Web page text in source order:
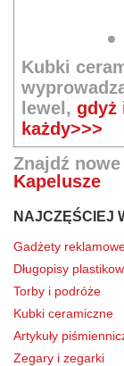
Kubki
lewel,gdyż
każdy>>>
Znajdź
Kapelusze
NAJCZĘŚCIEJ
Gadżety
Długopisy
Torby i podróże
Kubki ceramiczne
Artykuły
Zegary i zegarki